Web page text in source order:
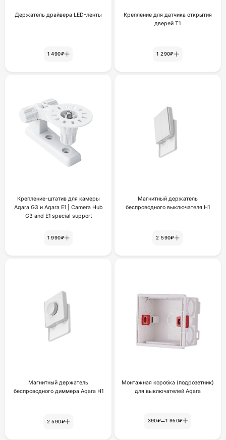
Держатель драйвера LED-ленты
1 490₽
Крепление для датчика открытия
дверей Т1
1 290₽
Крепление-штатив для камеры
Aqara G3 и Aqara E1 | Camera Hub
G3 and E1 special support
1 990₽
Магнитный держатель
беспроводного выключателя H1
2 590₽
Магнитный держатель
беспроводного диммера Aqara H1
2 590₽
Монтажная коробка (подрозетник)
для выключателей Aqara
390₽–1 950₽